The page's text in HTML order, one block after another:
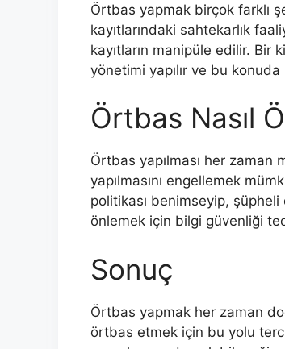
Örtbas yapmak birçok farklı
kayıtlarındaki sahtekarlık
kayıtların manipüle edilir. Bir
yönetimi yapılır ve bu konuda
Örtbas Nasıl
Örtbas yapılması her
yapılmasını engellemek
politikası benimseyip, şüpheli
önlemek için bilgi güvenliği
Sonuç
Örtbas yapmak her zaman
örtbas etmek için bu yolu